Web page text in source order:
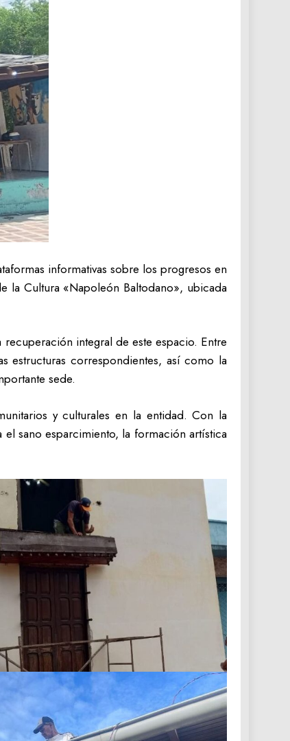
informativas sobre los progresos en
la Cultura «Napoleón Baltodano», ubicada
integral de este espacio. Entre
estructuras correspondientes, así como la
sede.
y culturales en la entidad. Con la
sano esparcimiento, la formación artística